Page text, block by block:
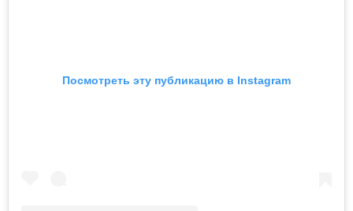
Посмотреть эту публикацию в Instagram